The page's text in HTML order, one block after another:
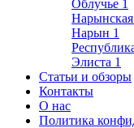
Облучье 1
Нарынская
Нарын 1
Элиста 1
Статьи и обзоры
Контакты
О нас
Политика